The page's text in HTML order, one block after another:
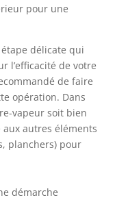
pour une
délicate qui
l’efficacité de votre
de faire
opération. Dans
vapeur soit bien
autres éléments
planchers) pour
démarche